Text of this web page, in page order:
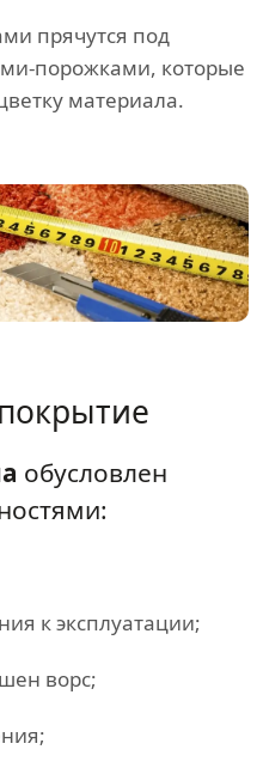
прячутся под
порожками, которые
материала.
покрытие
обусловлен
к эксплуатации;
ворс;